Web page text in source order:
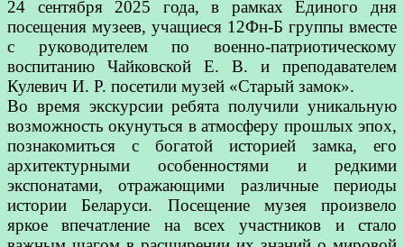
24 сентября 2025 года, в рамках Единого дня
посещения музеев, учащиеся 12Фн-Б группы вместе
с руководителем по военно-патриотическому
воспитанию Чайковской Е. В. и преподавателем
Кулевич И. Р. посетили музей «Старый замок».
Во время экскурсии ребята получили уникальную
возможность окунуться в атмосферу прошлых эпох,
познакомиться с богатой историей замка, его
архитектурными особенностями и редкими
экспонатами, отражающими различные периоды
истории Беларуси. Посещение музея произвело
яркое впечатление на всех участников и стало